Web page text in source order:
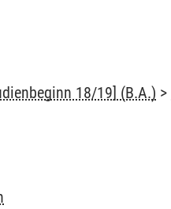
18/19] (B.A.) >